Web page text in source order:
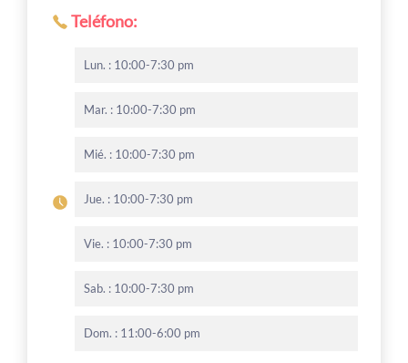
Teléfono:
Lun. : 10:00-7:30 pm
Mar. : 10:00-7:30 pm
Mié. : 10:00-7:30 pm
Jue. : 10:00-7:30 pm
Vie. : 10:00-7:30 pm
Sab. : 10:00-7:30 pm
Dom. : 11:00-6:00 pm